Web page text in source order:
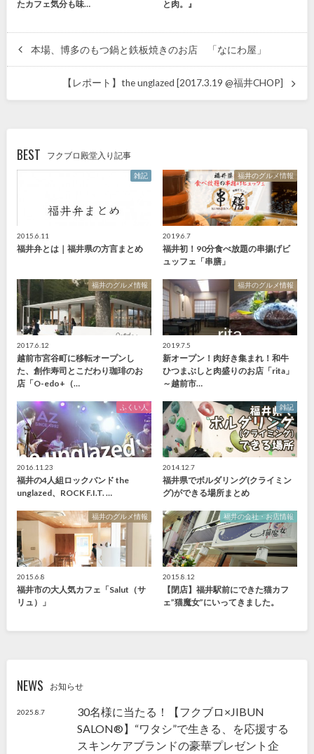
たカフェ気分も味…
と肉。』
本場、博多のもつ鍋と鉄板焼きのお店 「なにわ屋」
【レポート】the unglazed [2017.3.19 @福井CHOP]
BEST フクブロ殿堂入り記事
雑記
2015.6.11
福井弁とは｜福井県の方言まとめ
福井のグルメ情報
2019.6.7
福井初！90分食べ放題の串揚げビ
ュッフェ「串膳」
福井のグルメ情報
2017.6.12
越前市宮谷町に移転オープンし
た、創作寿司とこだわり珈琲のお
店「O-edo+（…
福井のグルメ情報
2019.7.5
新オープン！肉好き集まれ！和牛
ひつまぶしと肉盛りのお店「rita」
～越前市…
ふくい人
2016.11.23
福井の4人組ロックバンド the
unglazed、ROCK F.I.T. …
雑記
2014.12.7
福井県でボルダリング(クライミン
グ)ができる場所まとめ
福井のグルメ情報
2015.6.8
福井市の大人気カフェ「Salut（サ
リュ）」
福井の会社・お店情報
2015.8.12
【閉店】福井駅前にできた猫カフ
ェ”猫魔女”にいってきました。
NEWS お知らせ
2025.8.7
30名様に当たる！【フクブロ×JIBUN
SALON®】“ワタシ”で生きる、を応援する
スキンケアブランドの豪華プレゼント企